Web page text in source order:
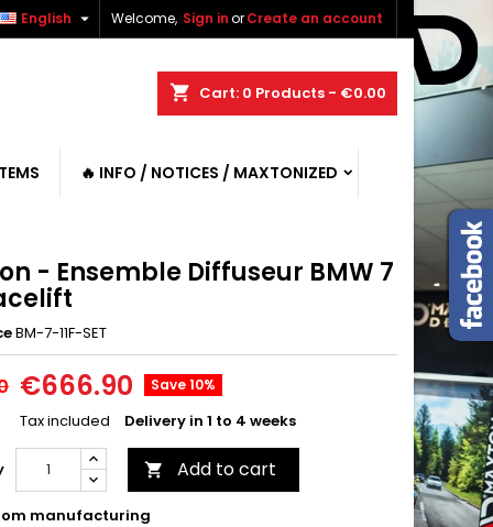
Welcome, Sign inorCreate an account
English 
shopping_cart Cart: 0 Products - €0.00
🔥 INFO / NOTICES / MAXTONIZED
- Ensemble Diffuseur BMW 7
BM-7-11F-SET
€666.90 Save 10%
Tax included Delivery in 1 to 4 weeks
 Add to cart
manufacturing